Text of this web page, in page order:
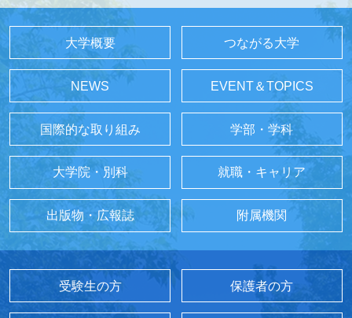
大学概要 つながる大学
NEWS EVENT＆TOPICS
国際的な取り組み 学部・学科
大学院・別科 就職・キャリア
出版物・広報誌 附属機関
受験生の方 保護者の方